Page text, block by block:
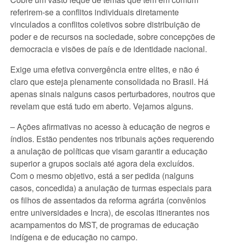
referirem-se a conflitos individuais diretamente
vinculados a conflitos coletivos sobre distribuição de
poder e de recursos na sociedade, sobre concepções de
democracia e visões de país e de identidade nacional.
Exige uma efetiva convergência entre elites, e não é
claro que esteja plenamente consolidada no Brasil. Há
apenas sinais nalguns casos perturbadores, noutros que
revelam que está tudo em aberto. Vejamos alguns.
– Ações afirmativas no acesso à educação de negros e
índios. Estão pendentes nos tribunais ações requerendo
a anulação de políticas que visam garantir a educação
superior a grupos sociais até agora dela excluídos.
Com o mesmo objetivo, está a ser pedida (nalguns
casos, concedida) a anulação de turmas especiais para
os filhos de assentados da reforma agrária (convênios
entre universidades e Incra), de escolas itinerantes nos
acampamentos do MST, de programas de educação
indígena e de educação no campo.